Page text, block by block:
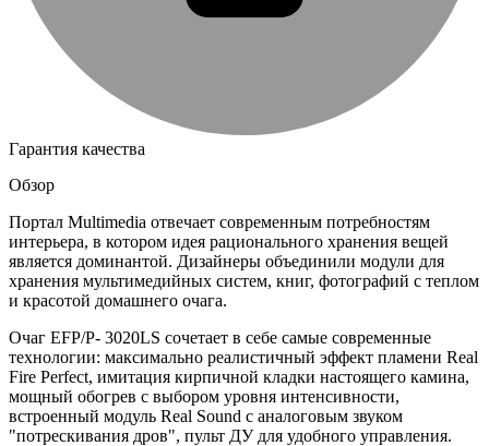
Гарантия качества
Обзор
Портал Multimedia отвечает современным потребностям
интерьера, в котором идея рационального хранения вещей
является доминантой. Дизайнеры объединили модули для
хранения мультимедийных систем, книг, фотографий с теплом
и красотой домашнего очага.
Очаг EFP/P- 3020LS сочетает в себе самые современные
технологии: максимально реалистичный эффект пламени Real
Fire Perfect, имитация кирпичной кладки настоящего камина,
мощный обогрев с выбором уровня интенсивности,
встроенный модуль Real Sound с аналоговым звуком
"потрескивания дров", пульт ДУ для удобного управления.